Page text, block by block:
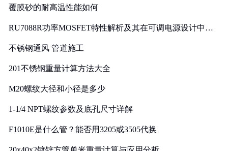
覆膜砂的耐高温性能如何
RU7088R功率MOSFET特性解析及其在可调电源设计中的
不锈钢通风 管道施工
201不锈钢重量计算方法大全
M20螺纹大径和小径是多少
1-1/4 NPT螺纹参数及底孔尺寸详解
F1010E是什么管？能否用3205或3505代换